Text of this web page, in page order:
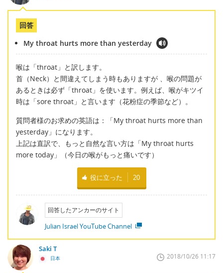
回答
My throat hurts more than yesterday
喉は「throat」と訳します。
首（Neck）と間違えてしまう時もありますが 、喉の問題が
あるときは必ず「throat」を使います。例えば、喉がキツイ
時は「sore throat」と言います（花粉症の季節など）。
質問者様のお求めの英語は：「My throat hurts more than
yesterday」になります。
上記は直訳で、もっと自然な言い方は「My throat hurts
more today」（今日の喉がもっと痛いです）
役に立った 20
回答したアンカーのサイト
Julian Israel YouTube Channel
Saki T
日本 2018/10/26 11:17